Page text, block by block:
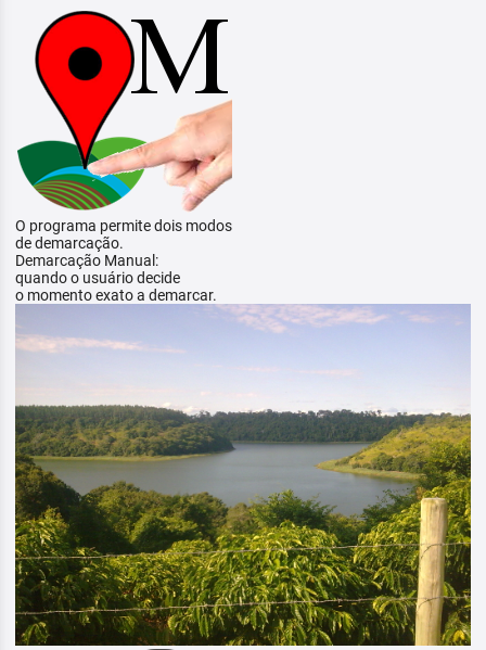
O programa permite dois modos
de demarcação.
Demarcação Manual:
quando o usuário decide
o momento exato a demarcar.